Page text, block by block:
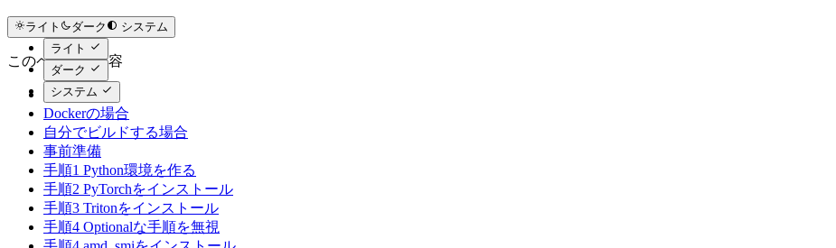
ライト ダーク
システム
ライト
ダーク
システム
このページの内容
まとめ
Dockerの場合
自分でビルドする場合
事前準備
手順1 Python環境を作る
手順2 PyTorchをインストール
手順3 Tritonをインストール
手順4 Optionalな手順を無視